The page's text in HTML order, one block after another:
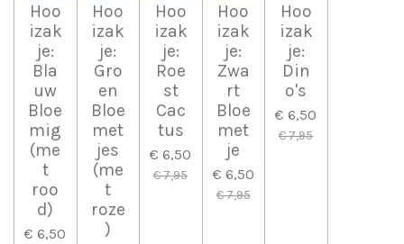
Hoo
izak
je:
Bla
uw
Bloe
mig
(me
t
roo
d)
€ 6,50
Hoo
izak
je:
Gro
en
Bloe
met
jes
(me
t
roze
)
Hoo
izak
je:
Roe
st
Cac
tus
€ 6,50
€ 7,95
Hoo
izak
je:
Zwa
rt
Bloe
met
je
€ 6,50
€ 7,95
Hoo
izak
je:
Din
o's
€ 6,50
€ 7,95